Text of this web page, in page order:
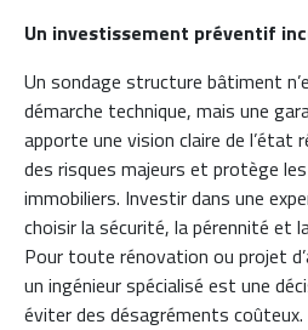
Un investissement préventif
Un sondage structure bâtiment
démarche technique, mais une
apporte une vision claire de l’état
des risques majeurs et protège
immobiliers. Investir dans une
choisir la sécurité, la pérennité et
Pour toute rénovation ou projet
un ingénieur spécialisé est une
éviter des désagréments coûteux.